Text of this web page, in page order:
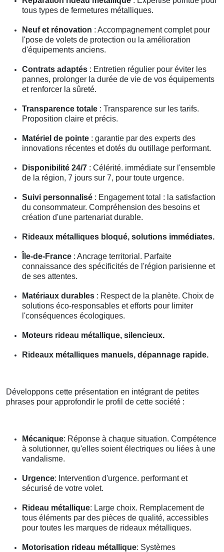
tous types de fermetures métalliques.
Neuf et rénovation : Accompagnement complet pour
l'pose de volets de protection ou la amélioration
d'équipements anciens.
Contrats adaptés : Entretien régulier pour éviter les
pannes, prolonger la durée de vie de vos équipements
et renforcer la sûreté.
Transparence totale : Transparence sur les tarifs.
Proposition claire et précis.
Matériel de pointe : garantie par des experts des
innovations récentes et dotés du outillage performant.
Disponibilité 24/7 : Célérité. immédiate sur l'ensemble
de la région, 7 jours sur 7, pour toute urgence.
Suivi personnalisé : Engagement total : la satisfaction
du consommateur. Compréhension des besoins et
création d'une partenariat durable.
Rideaux métalliques bloqué, solutions immédiates.
Île-de-France : Ancrage territorial. Parfaite
connaissance des spécificités de l'région parisienne et
de ses attentes.
Matériaux durables : Respect de la planète. Choix de
solutions éco-responsables et efforts pour limiter
l'conséquences écologiques.
Moteurs rideau métallique, silencieux.
Rideaux métalliques manuels, dépannage rapide.
Développons cette présentation en intégrant de petites
phrases pour approfondir le profil de cette société :
Mécanique: Réponse à chaque situation. Compétence
à solutionner, qu'elles soient électriques ou liées à une
vandalisme.
Urgence: Intervention d'urgence. performant et
sécurisé de votre volet.
Rideau métallique: Large choix. Remplacement de
tous éléments par des pièces de qualité, accessibles
pour toutes les marques de rideaux métalliques.
Motorisation rideau métallique: Systèmes